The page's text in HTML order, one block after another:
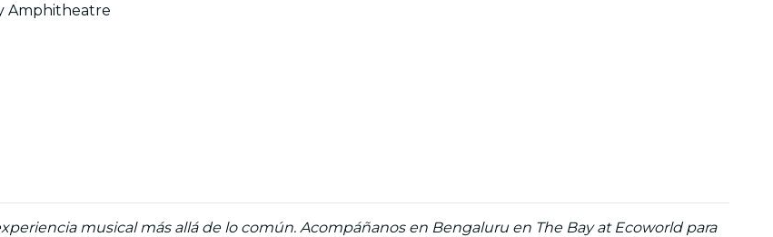
Amphitheatre
musical más allá de lo común. Acompáñanos en Bengaluru en The Bay at Ecoworld para